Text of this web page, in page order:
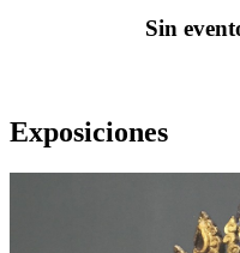
Sin
Exposiciones